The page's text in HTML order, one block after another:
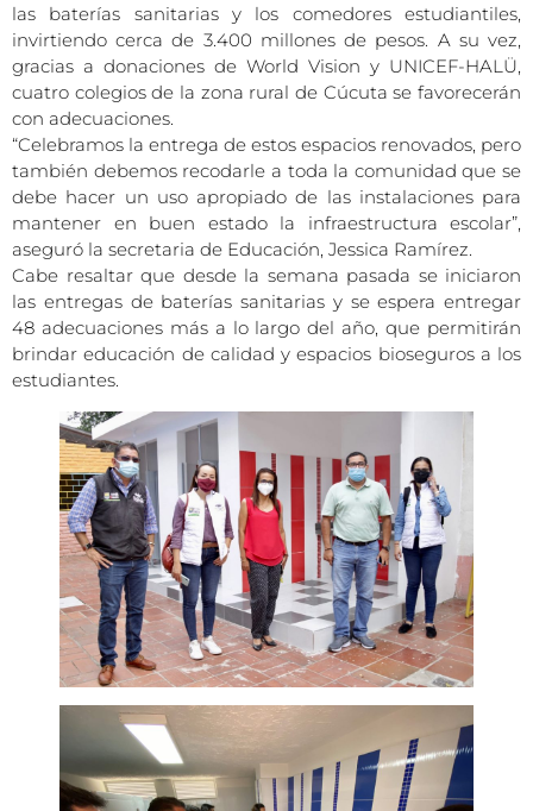
las baterías sanitarias y los comedores estudiantiles,
invirtiendo cerca de 3.400 millones de pesos. A su vez,
gracias a donaciones de World Vision y UNICEF-HALÜ,
cuatro colegios de la zona rural de Cúcuta se favorecerán
con adecuaciones.
“Celebramos la entrega de estos espacios renovados, pero
también debemos recodarle a toda la comunidad que se
debe hacer un uso apropiado de las instalaciones para
mantener en buen estado la infraestructura escolar”,
aseguró la secretaria de Educación, Jessica Ramírez.
Cabe resaltar que desde la semana pasada se iniciaron
las entregas de baterías sanitarias y se espera entregar
48 adecuaciones más a lo largo del año, que permitirán
brindar educación de calidad y espacios bioseguros a los
estudiantes.